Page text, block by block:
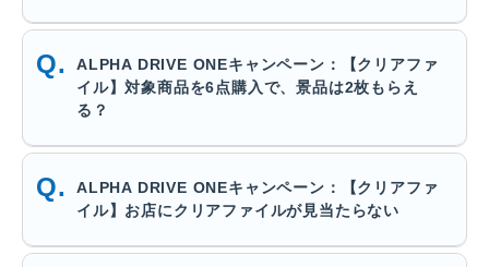
ALPHA DRIVE ONEキャンペーン：【クリアファ
イル】対象商品を6点購入で、景品は2枚もらえ
る？
ALPHA DRIVE ONEキャンペーン：【クリアファ
イル】お店にクリアファイルが見当たらない